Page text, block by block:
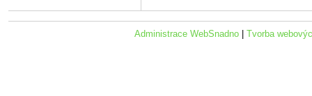
Administrace WebSnadno Tvorba